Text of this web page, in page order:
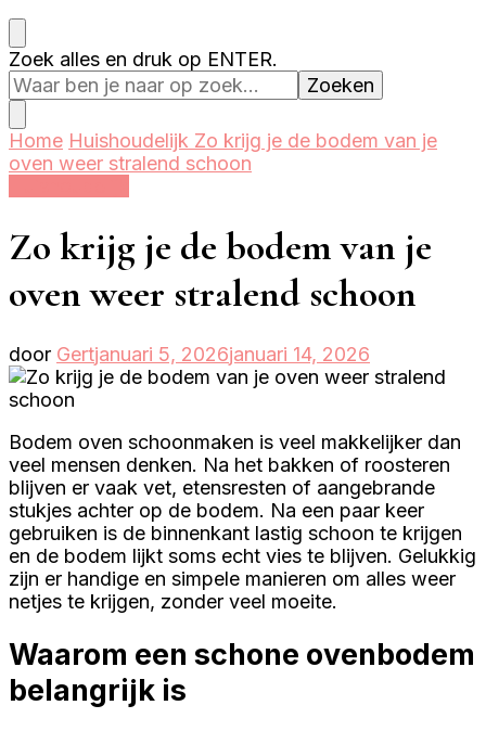
Op
zoek
naar
iets?
Zoek alles en druk op ENTER.
Home Huishoudelijk Zo krijg je de bodem van je
oven weer stralend schoon
Zo krijg je de bodem van je
oven weer stralend schoon
door Gertjanuari 5, 2026januari 14, 2026
Bodem oven schoonmaken is veel makkelijker dan
veel mensen denken. Na het bakken of roosteren
blijven er vaak vet, etensresten of aangebrande
stukjes achter op de bodem. Na een paar keer
gebruiken is de binnenkant lastig schoon te krijgen
en de bodem lijkt soms echt vies te blijven. Gelukkig
zijn er handige en simpele manieren om alles weer
netjes te krijgen, zonder veel moeite.
Waarom een schone ovenbodem
belangrijk is